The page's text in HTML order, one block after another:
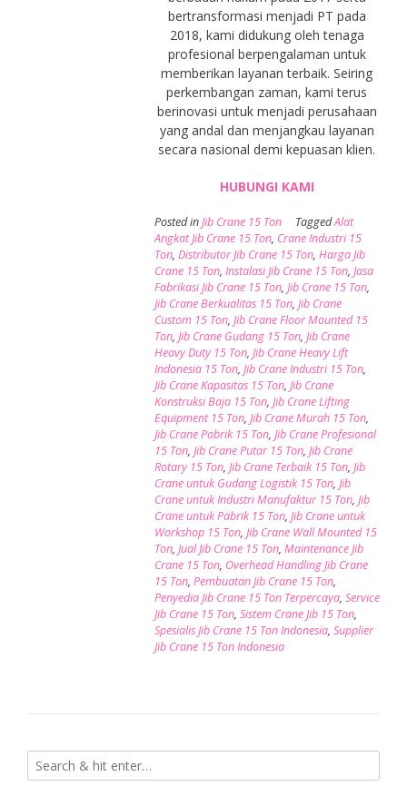
bertransformasi menjadi PT pada
2018, kami didukung oleh tenaga
profesional berpengalaman untuk
memberikan layanan terbaik. Seiring
perkembangan zaman, kami terus
berinovasi untuk menjadi perusahaan
yang andal dan menjangkau layanan
secara nasional demi kepuasan klien.
HUBUNGI KAMI
Posted inJib Crane 15 Ton TaggedAlat
Angkat Jib Crane 15 Ton, Crane Industri 15
Ton, Distributor Jib Crane 15 Ton, Harga Jib
Crane 15 Ton, Instalasi Jib Crane 15 Ton, Jasa
Fabrikasi Jib Crane 15 Ton, Jib Crane 15 Ton,
Jib Crane Berkualitas 15 Ton, Jib Crane
Custom 15 Ton, Jib Crane Floor Mounted 15
Ton, Jib Crane Gudang 15 Ton, Jib Crane
Heavy Duty 15 Ton, Jib Crane Heavy Lift
Indonesia 15 Ton, Jib Crane Industri 15 Ton,
Jib Crane Kapasitas 15 Ton, Jib Crane
Konstruksi Baja 15 Ton, Jib Crane Lifting
Equipment 15 Ton, Jib Crane Murah 15 Ton,
Jib Crane Pabrik 15 Ton, Jib Crane Profesional
15 Ton, Jib Crane Putar 15 Ton, Jib Crane
Rotary 15 Ton, Jib Crane Terbaik 15 Ton, Jib
Crane untuk Gudang Logistik 15 Ton, Jib
Crane untuk Industri Manufaktur 15 Ton, Jib
Crane untuk Pabrik 15 Ton, Jib Crane untuk
Workshop 15 Ton, Jib Crane Wall Mounted 15
Ton, Jual Jib Crane 15 Ton, Maintenance Jib
Crane 15 Ton, Overhead Handling Jib Crane
15 Ton, Pembuatan Jib Crane 15 Ton,
Penyedia Jib Crane 15 Ton Terpercaya, Service
Jib Crane 15 Ton, Sistem Crane Jib 15 Ton,
Spesialis Jib Crane 15 Ton Indonesia, Supplier
Jib Crane 15 Ton Indonesia